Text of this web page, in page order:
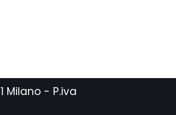
Milano - P.iva